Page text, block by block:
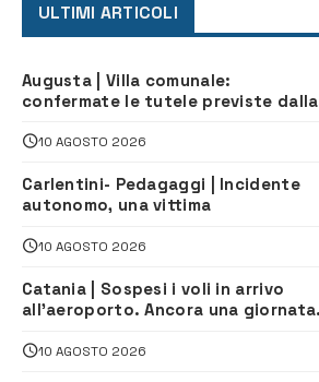
ULTIMI ARTICOLI
Augusta | Villa comunale:
confermate le tutele previste dalla
10 AGOSTO 2026
Carlentini- Pedagaggi | Incidente
autonomo, una vittima
10 AGOSTO 2026
Catania | Sospesi i voli in arrivo
all’aeroporto. Ancora una giornata
10 AGOSTO 2026